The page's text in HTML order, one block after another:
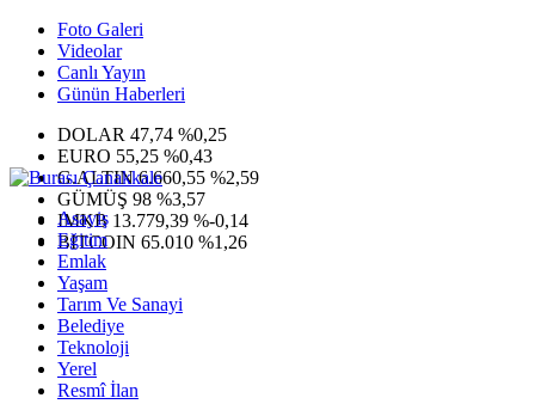
Foto Galeri
Videolar
Canlı Yayın
Günün Haberleri
DOLAR 47,74 %0,25
EURO 55,25 %0,43
G.ALTIN6.660,55 %2,59
GÜMÜŞ 98 %3,57
IMKB 13.779,39 %-0,14
BITCOIN 65.010 %1,26
Asayiş
Eğitim
Emlak
Yaşam
Tarım Ve Sanayi
Belediye
Teknoloji
Yerel
Resmî İlan